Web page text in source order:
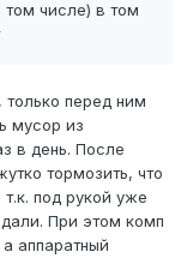
числе) в том
перед ним
мусор из
в день. После
тормозить, что
под рукой уже
При этом комп
аппаратный